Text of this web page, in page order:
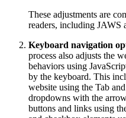
These adjustments are
readers, including
Keyboard navigation
process also adjusts the
behaviors using
by the keyboard. This
website using the Tab
dropdowns with the
buttons and links using